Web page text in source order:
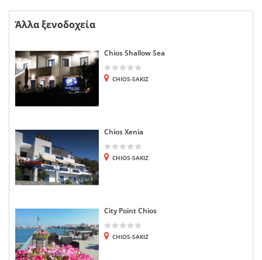
Άλλα ξενοδοχεία
Chios Shallow Sea
CHIOS-SAKIZ
Chios Xenia
CHIOS-SAKIZ
City Point Chios
CHIOS-SAKIZ